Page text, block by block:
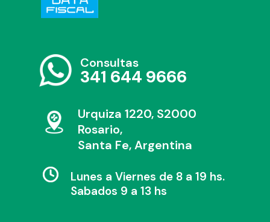
Consultas
341 644 9666
Urquiza 1220, S2000
Rosario,
Santa Fe, Argentina
Lunes a Viernes de 8 a 19 hs.
Sabados 9 a 13 hs